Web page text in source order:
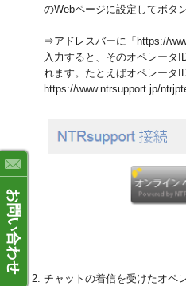
のWebページに設定してボタ
⇒アドレスバーに「https://
入力すると、そのオペレータ
れます。たとえばオペレータ
https://www.ntrsupport.jp/
チャットの着信を受けたオペ
お問い合わせ